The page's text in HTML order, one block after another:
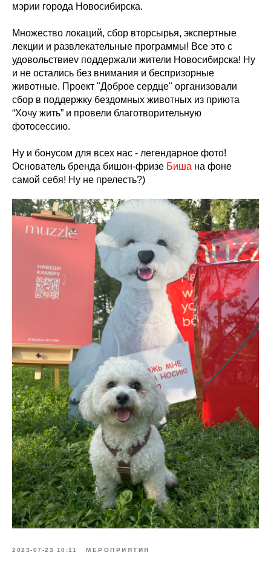
мэрии города Новосибирска.
Множество локаций, сбор вторсырья, экспертные
лекции и развлекательные программы! Все это с
удовольствиеv поддержали жители Новосибирска! Ну
и не остались без внимания и беспризорные
животные. Проект "Доброе сердце" организовали
сбор в поддержку бездомных животных из приюта
“Хочу жить” и провели благотворительную
фотосессию.
Ну и бонусом для всех нас - легендарное фото!
Основатель бренда бишон-фризе Биша на фоне
самой себя! Ну не прелесть?)
2023-07-23 10:11 МЕРОПРИЯТИЯ